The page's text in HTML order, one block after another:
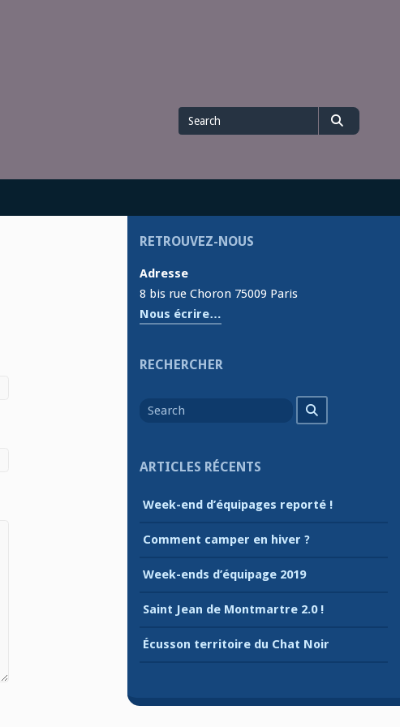
Search
for
RETROUVEZ-NOUS
Adresse
8 bis rue Choron 75009 Paris
Nous écrire…
RECHERCHER
for
ARTICLES RÉCENTS
Week-end d’équipages reporté !
Comment camper en hiver ?
Week-ends d’équipage 2019
Saint Jean de Montmartre 2.0 !
Écusson territoire du Chat Noir